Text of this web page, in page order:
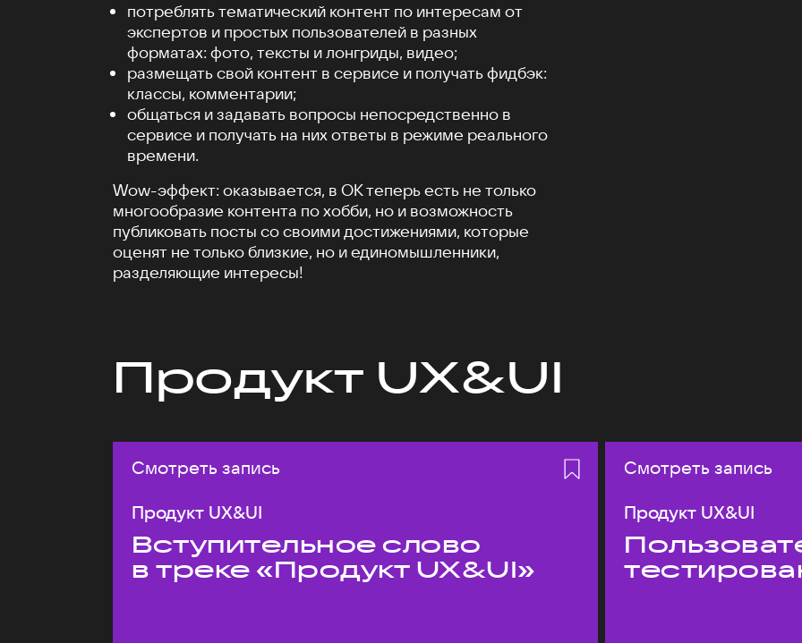
потреблять тематический контент по интересам от
экспертов и простых пользователей в разных
форматах: фото, тексты и лонгриды, видео;
размещать свой контент в сервисе и получать фидбэк:
классы, комментарии;
общаться и задавать вопросы непосредственно в
сервисе и получать на них ответы в режиме реального
времени.
Wow-эффект: оказывается, в ОК теперь есть не только
многообразие контента по хобби, но и возможность
публиковать посты со своими достижениями, которые
оценят не только близкие, но и единомышленники,
разделяющие интересы!
Продукт UX&UI
Смотреть запись
Продукт UX&UI
Вступительное слово
в треке «Продукт UX&UI»
Смотреть запись
Продукт UX&UI